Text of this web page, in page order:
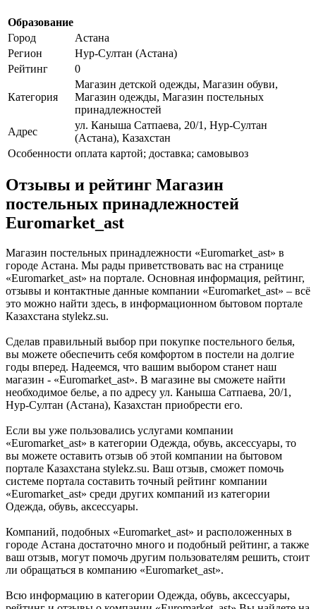
Образование
Город
Астана
Регион
Нур-Султан (Астана)
Рейтинг
0
Категория
Магазин детской одежды, Магазин обуви,
Магазин одежды, Магазин постельных
принадлежностей
Адрес
ул. Каныша Сатпаева, 20/1, Нур-Султан
(Астана), Казахстан
Особенности оплата картой; доставка; самовывоз
Отзывы и рейтинг Магазин
постельных принадлежностей
Euromarket_ast
Магазин постельных принадлежности «Euromarket_ast» в
городе Астана. Мы рады приветствовать вас на странице
«Euromarket_ast» на портале. Основная информация, рейтинг,
отзывы и контактные данные компании «Euromarket_ast» – всё
это можно найти здесь, в информационном бытовом портале
Казахстана stylekz.su.
Сделав правильный выбор при покупке постельного белья,
вы можете обеспечить себя комфортом в постели на долгие
годы вперед. Надеемся, что вашим выбором станет наш
магазин - «Euromarket_ast». В магазине вы сможете найти
необходимое белье, а по адресу ул. Каныша Сатпаева, 20/1,
Нур-Султан (Астана), Казахстан приобрести его.
Если вы уже пользовались услугами компании
«Euromarket_ast» в категории Одежда, обувь, аксессуары, то
вы можете оставить отзыв об этой компании на бытовом
портале Казахстана stylekz.su. Ваш отзыв, сможет помочь
системе портала составить точный рейтинг компании
«Euromarket_ast» среди других компаний из категории
Одежда, обувь, аксессуары.
Компаний, подобных «Euromarket_ast» и расположенных в
городе Астана достаточно много и подобный рейтинг, а также
ваш отзыв, могут помочь другим пользователям решить, стоит
ли обращаться в компанию «Euromarket_ast».
Всю информацию в категории Одежда, обувь, аксессуары,